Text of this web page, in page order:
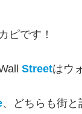
ピです！
Streetはウ
、どちらも街と